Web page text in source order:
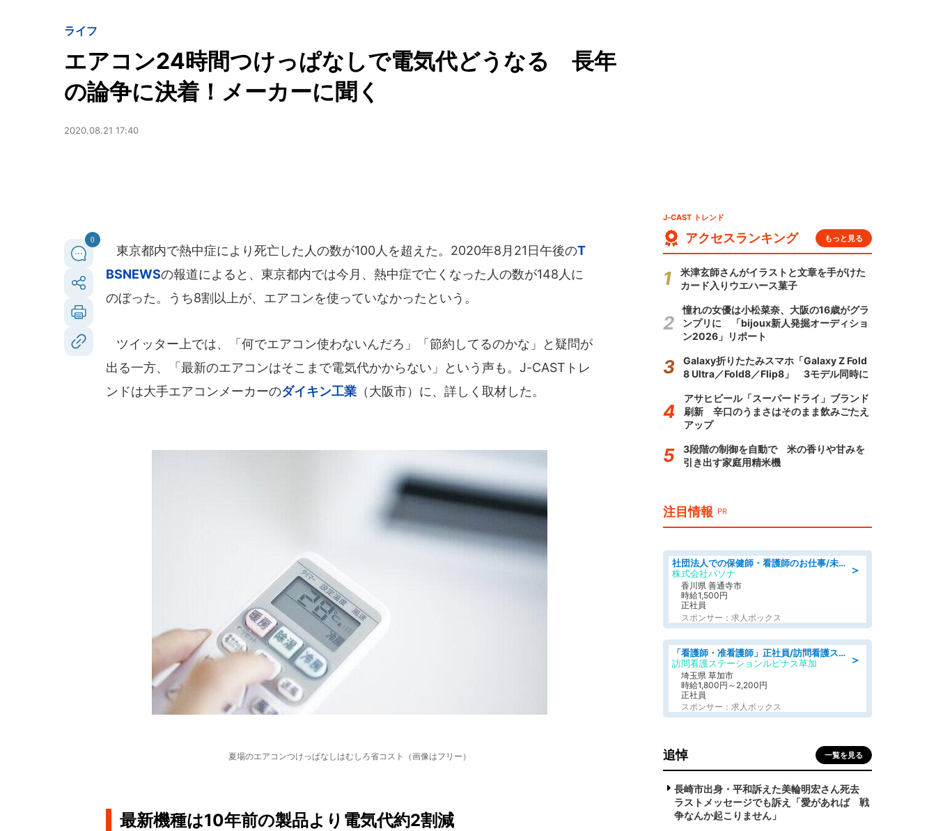
ライフ
エアコン24時間つけっぱなしで電気代どうなる 長年
の論争に決着！メーカーに聞く
2020.08.21 17:40
0
東京都内で熱中症により死亡した人の数が100人を超えた。2020年8月21日午後のT
BSNEWSの報道によると、東京都内では今月、熱中症で亡くなった人の数が148人に
のぼった。うち8割以上が、エアコンを使っていなかったという。
ツイッター上では、「何でエアコン使わないんだろ」「節約してるのかな」と疑問が
出る一方、「最新のエアコンはそこまで電気代かからない」という声も。J-CASTトレ
ンドは大手エアコンメーカーのダイキン工業 （大阪市）に、詳しく取材した。
夏場のエアコンつけっぱなしはむしろ省コスト（画像はフリー）
最新機種は10年前の製品より電気代約2割減
J-CAST トレンド
アクセスランキング もっと見る
米津玄師さんがイラストと文章を手がけた
カード入りウエハース菓子
憧れの女優は小松菜奈、大阪の16歳がグラ
ンプリに 「bijoux新人発掘オーディショ
ン2026」リポート
Galaxy折りたたみスマホ「Galaxy Z Fold
8 Ultra／Fold8／Flip8」 3モデル同時に
アサヒビール「スーパードライ」ブランド
刷新 辛口のうまさはそのまま飲みごたえ
アップ
3段階の制御を自動で 米の香りや甘みを
引き出す家庭用精米機
注目情報 PR
＞
社団法人での保健師・看護師のお仕事/未経験OK/要資格:普通免許、保健師、正看護師
株式会社パソナ
香川県 善通寺市
時給1,500円
正社員
スポンサー：求人ボックス
＞
「看護師・准看護師」正社員/訪問看護ステーション/正看護師
訪問看護ステーションルピナス草加
埼玉県 草加市
時給1,800円～2,200円
正社員
スポンサー：求人ボックス
追悼 一覧を見る
長崎市出身・平和訴えた美輪明宏さん死去
ラストメッセージでも訴え「愛があれば 戦
争なんか起こりません」